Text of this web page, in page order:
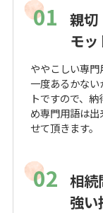
01
親切
モッ
ややこしい専
一度あるかな
トですので、
め専門用語は
せて頂きます。
02 相続
強い